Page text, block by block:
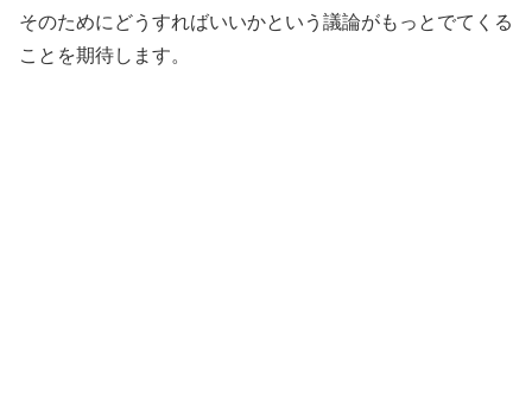
そのためにどうすればいいかという議論がもっとでてくる
ことを期待します。